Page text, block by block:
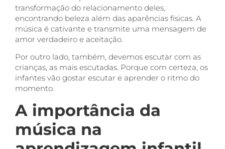
transformação do relacionamento deles,
encontrando beleza além das aparências físicas. A
música é cativante e transmite uma mensagem de
amor verdadeiro e aceitação.
Por outro lado, também, devemos escutar com as
crianças, as mais escutadas. Porque com certeza, os
infantes vão gostar escutar e aprender o ritmo do
momento.
A importância da
música na